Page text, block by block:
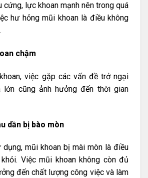
cứng, lực khoan mạnh nên trong quá
hư hỏng mũi khoan là điều không
chậm
việc gặp các vấn đề trở ngại
cũng ảnh hưởng đến thời gian
dần bị bào mòn
mũi khoan bị mài mòn là điều
Việc mũi khoan không còn đủ
đến chất lượng công việc và làm